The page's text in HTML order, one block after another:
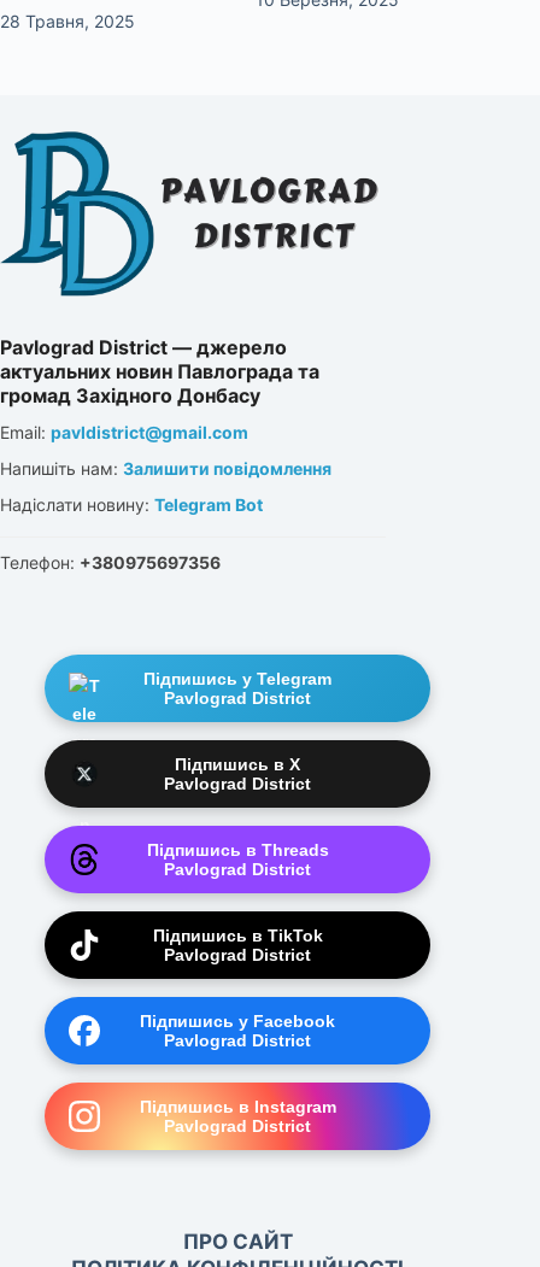
28 Травня, 2025
Pavlograd District — джерело
актуальних новин Павлограда та
громад Західного Донбасу
Email: pavldistrict@gmail.com
Напишіть нам: Залишити повідомлення
Надіслати новину: Telegram Bot
Телефон: +380975697356
Підпишись у Telegram
Pavlograd District
Підпишись в X
Pavlograd District
Підпишись в Threads
Pavlograd District
Підпишись в TikTok
Pavlograd District
Підпишись у Facebook
Pavlograd District
Підпишись в Instagram
Pavlograd District
ПРО САЙТ